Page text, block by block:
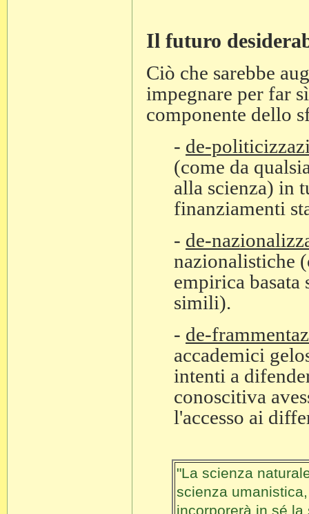
Il futuro
Ciò che sarebbe
impegnare per far
componente dello
- de-
(come da
alla scienza) in
finanziamenti
- de-
nazionalistiche
empirica
simili).
- de-
accademici
intenti a
conoscitiva
l'accesso ai
"La scienza
scienza
incorporerà in sé